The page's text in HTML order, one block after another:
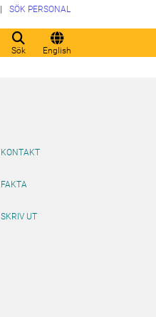
Sök English
SÖK PERSONAL
KONTAKT
FAKTA
SKRIV UT